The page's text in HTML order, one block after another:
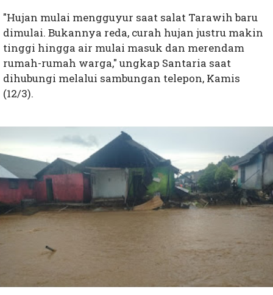
"Hujan mulai mengguyur saat salat Tarawih baru
dimulai. Bukannya reda, curah hujan justru makin
tinggi hingga air mulai masuk dan merendam
rumah-rumah warga," ungkap Santaria saat
dihubungi melalui sambungan telepon, Kamis
(12/3).